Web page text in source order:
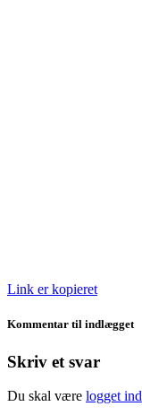
Link er kopieret
Kommentar til indlægget
Skriv et svar
Du skal være logget ind